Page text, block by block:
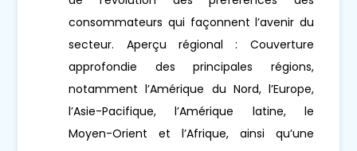
consommateurs qui façonnent l’avenir du
secteur. Aperçu régional : Couverture
approfondie des principales régions,
notamment l’Amérique du Nord, l’Europe,
l’Asie-Pacifique, l’Amérique latine, le
Moyen-Orient et l’Afrique, ainsi qu’une